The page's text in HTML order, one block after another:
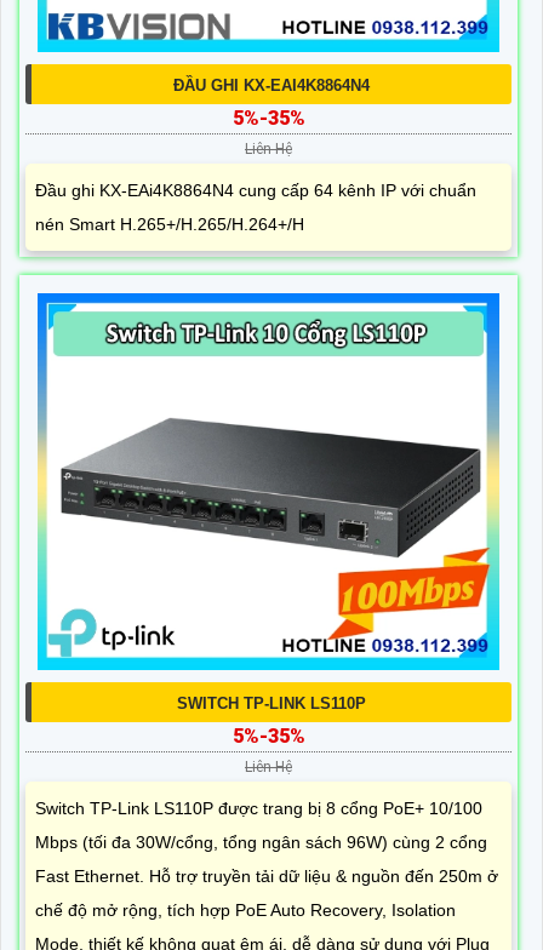
ĐẦU GHI KX-EAI4K8864N4
5%-35%
Liên Hệ
Đầu ghi KX-EAi4K8864N4 cung cấp 64 kênh IP với chuẩn
nén Smart H.265+/H.265/H.264+/H
SWITCH TP-LINK LS110P
5%-35%
Liên Hệ
Switch TP-Link LS110P được trang bị 8 cổng PoE+ 10/100
Mbps (tối đa 30W/cổng, tổng ngân sách 96W) cùng 2 cổng
Fast Ethernet. Hỗ trợ truyền tải dữ liệu & nguồn đến 250m ở
chế độ mở rộng, tích hợp PoE Auto Recovery, Isolation
Mode, thiết kế không quạt êm ái, dễ dàng sử dụng với Plug